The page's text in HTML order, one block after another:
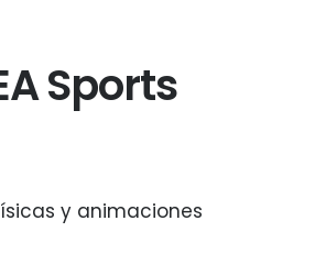
Sports
y animaciones